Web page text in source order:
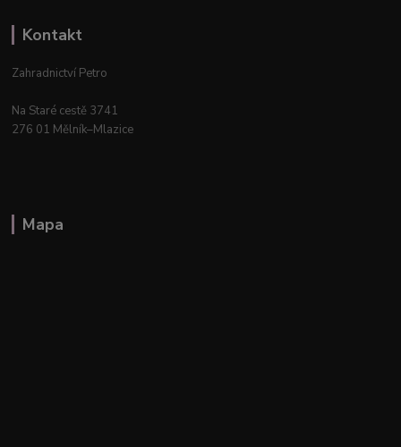
Kontakt
Zahradnictví Petro
Na Staré cestě 3741
276 01 Mělník–Mlazice
Mapa